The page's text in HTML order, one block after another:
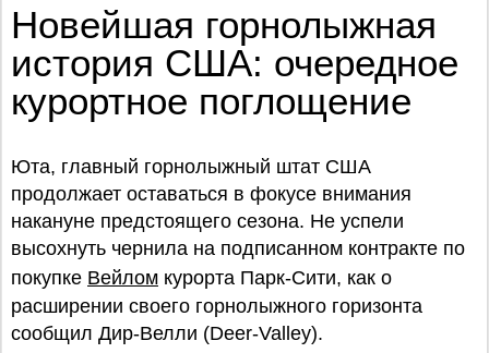
КУРОРТНОЕ ПОГЛОЩЕНИЕ
Новейшая горнолыжная
история США: очередное
курортное поглощение
Юта, главный горнолыжный штат США
продолжает оставаться в фокусе внимания
накануне предстоящего сезона. Не успели
высохнуть чернила на подписанном контракте по
покупке Вейлом курорта Парк-Сити, как о
расширении своего горнолыжного горизонта
сообщил Дир-Велли (Deer-Valley).